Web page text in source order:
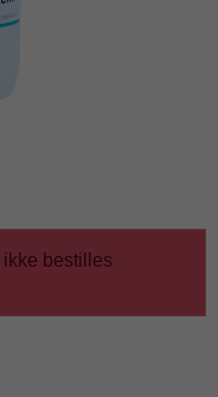
ikke bestilles